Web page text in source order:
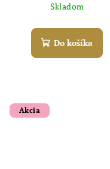
Skladom
Do košíka
Akcia